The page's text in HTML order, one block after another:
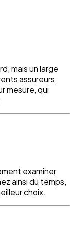
mais un large
assureurs.
mesure, qui
examiner
ainsi du temps,
choix.